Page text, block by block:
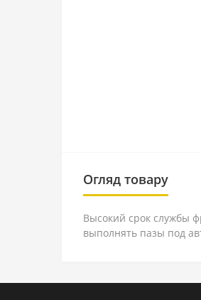
Огляд товару
Высокий срок службы
выполнять пазы под